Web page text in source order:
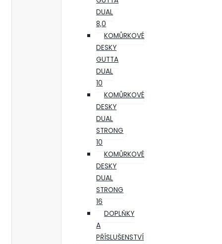
DUAL
8,0
KOMŮRKOVÉ
DESKY
GUTTA
DUAL
10
KOMŮRKOVÉ
DESKY
DUAL
STRONG
10
KOMŮRKOVÉ
DESKY
DUAL
STRONG
16
DOPLŇKY
A
PŘÍSLUŠENSTVÍ